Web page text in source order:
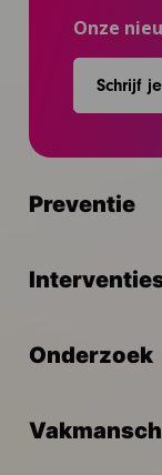
Onze
Schrijf
Preventie
Onderzoek